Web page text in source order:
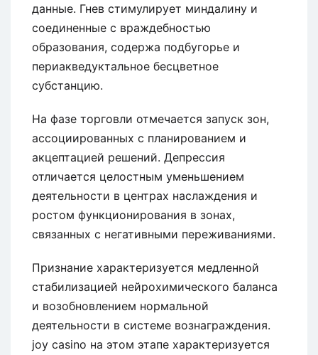
данные. Гнев стимулирует миндалину и
соединенные с враждебностью
образования, содержа подбугорье и
периакведуктальное бесцветное
субстанцию.
На фазе торговли отмечается запуск зон,
ассоциированных с планированием и
акцептацией решений. Депрессия
отличается целостным уменьшением
деятельности в центрах наслаждения и
ростом функционирования в зонах,
связанных с негативными переживаниями.
Признание характеризуется медленной
стабилизацией нейрохимического баланса
и возобновлением нормальной
деятельности в системе вознаграждения.
joy casino на этом этапе характеризуется